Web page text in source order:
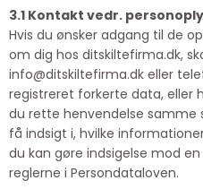
3.1 Kontakt vedr.
Hvis du ønsker adgang til de
om dig hos ditskiltefirma.dk,
info@ditskiltefirma.dk eller
registreret forkerte data, eller
du rette henvendelse samme
få indsigt i, hvilke
du kan gøre indsigelse mod
reglerne i Persondataloven.